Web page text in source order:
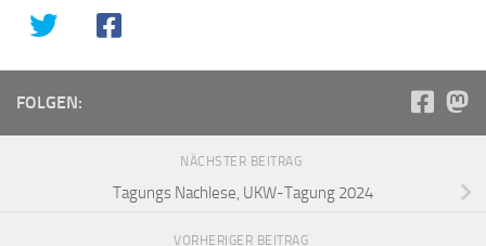
FOLGEN:
NÄCHSTER BEITRAG
Tagungs Nachlese, UKW-Tagung 2024
VORHERIGER BEITRAG